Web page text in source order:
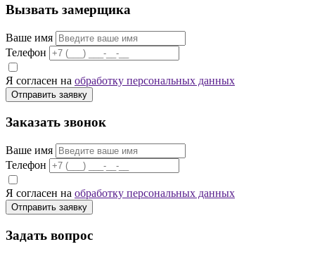
Вызвать замерщика
Ваше имя
Телефон
Я согласен на обработку персональных данных
Отправить заявку
Заказать звонок
Ваше имя
Телефон
Я согласен на обработку персональных данных
Отправить заявку
Задать вопрос